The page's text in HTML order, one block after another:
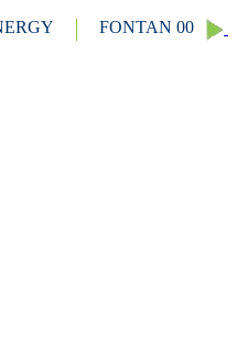
FONTAN 00